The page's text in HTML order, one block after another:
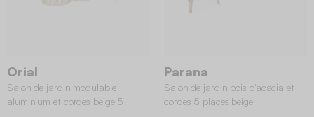
Orial
Salon de jardin modulable
aluminium et cordes beige 5
Parana
Salon de jardin bois d'acacia et
cordes 5 places beige